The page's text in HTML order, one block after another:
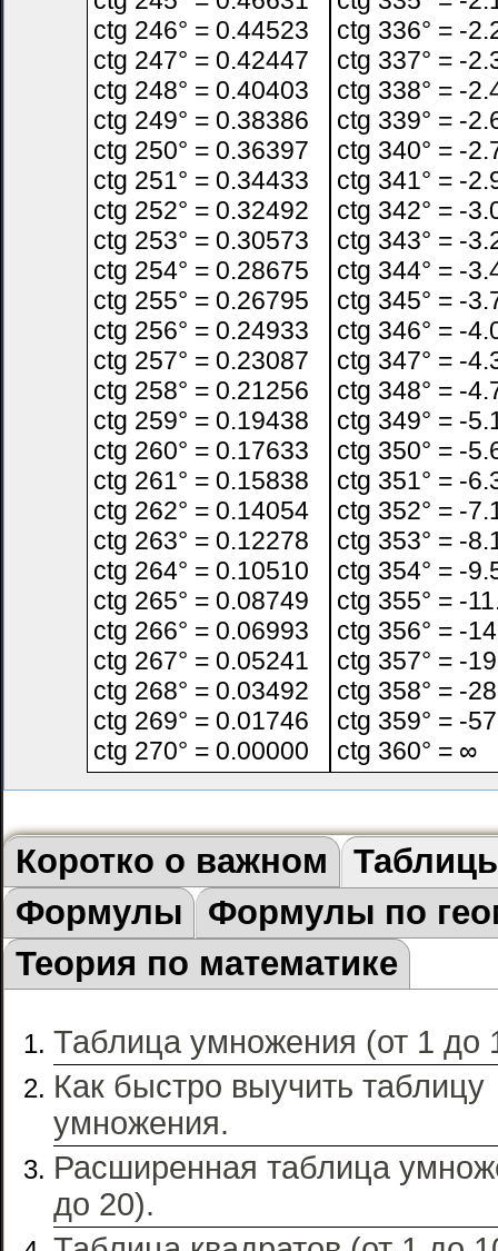
ctg 246° = 0.44523
ctg 247° = 0.42447
ctg 248° = 0.40403
ctg 249° = 0.38386
ctg 250° = 0.36397
ctg 251° = 0.34433
ctg 252° = 0.32492
ctg 253° = 0.30573
ctg 254° = 0.28675
ctg 255° = 0.26795
ctg 256° = 0.24933
ctg 257° = 0.23087
ctg 258° = 0.21256
ctg 259° = 0.19438
ctg 260° = 0.17633
ctg 261° = 0.15838
ctg 262° = 0.14054
ctg 263° = 0.12278
ctg 264° = 0.10510
ctg 265° = 0.08749
ctg 266° = 0.06993
ctg 267° = 0.05241
ctg 268° = 0.03492
ctg 269° = 0.01746
ctg 270° = 0.00000
ctg 336° = -
ctg 337° = -
ctg 338° = -
ctg 339° = -
ctg 340° = -
ctg 341° = -
ctg 342° = -
ctg 343° = -
ctg 344° = -
ctg 345° = -
ctg 346° = -
ctg 347° = -
ctg 348° = -
ctg 349° = -
ctg 350° = -
ctg 351° = -
ctg 352° = -
ctg 353° = -
ctg 354° = -
ctg 355° = -
ctg 356° = -
ctg 357° = -
ctg 358° = -
ctg 359° = -
ctg 360° = ∞
Коротко о важном
Формулы
Формулы по
Теория по математике
Таблица умножения (от 1 до
Как быстро выучить таблицу
умножения.
Расширенная таблица
до 20).